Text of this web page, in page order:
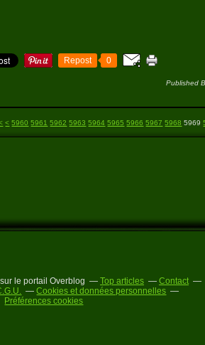
Repost 0
Published
< 5900
5910
5920
5930
5940
5950
5960 5961 5962 5963 5964 5965 5966 5967 5968 5969
sur le portail Overblog Top articles
Contact
Cookies et données personnelles
Préférences cookies